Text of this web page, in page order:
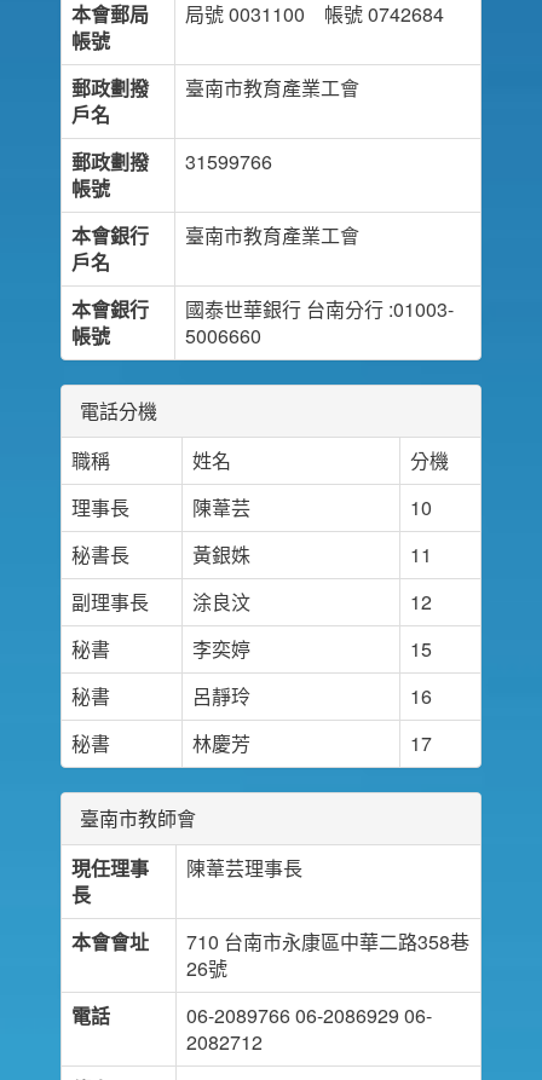
本會郵局
帳號
局號 0031100 帳號 0742684
郵政劃撥
戶名
臺南市教育產業工會
郵政劃撥
帳號
31599766
本會銀行
戶名
臺南市教育產業工會
本會銀行
帳號
國泰世華銀行 台南分行 :01003-
5006660
電話分機
職稱
姓名
分機
理事長
陳葦芸
10
秘書長
黃銀姝
11
副理事長
涂良汶
12
秘書
李奕婷
15
秘書
呂靜玲
16
秘書
林慶芳 17
臺南市教師會
現任理事
長
陳葦芸理事長
本會會址
710 台南市永康區中華二路358巷
26號
電話
06-2089766 06-2086929 06-
2082712